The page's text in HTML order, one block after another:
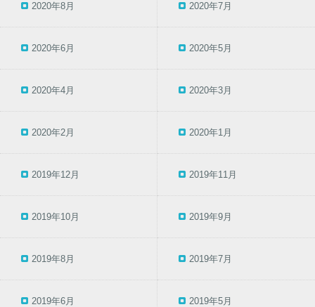
2020年8月 2020年7月
2020年6月 2020年5月
2020年4月 2020年3月
2020年2月 2020年1月
2019年12月 2019年11月
2019年10月 2019年9月
2019年8月 2019年7月
2019年6月 2019年5月